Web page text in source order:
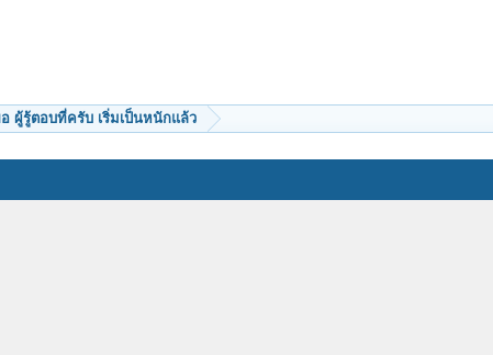
ผู้รู้ตอบที่ครับ เริ่มเป็นหนักแล้ว